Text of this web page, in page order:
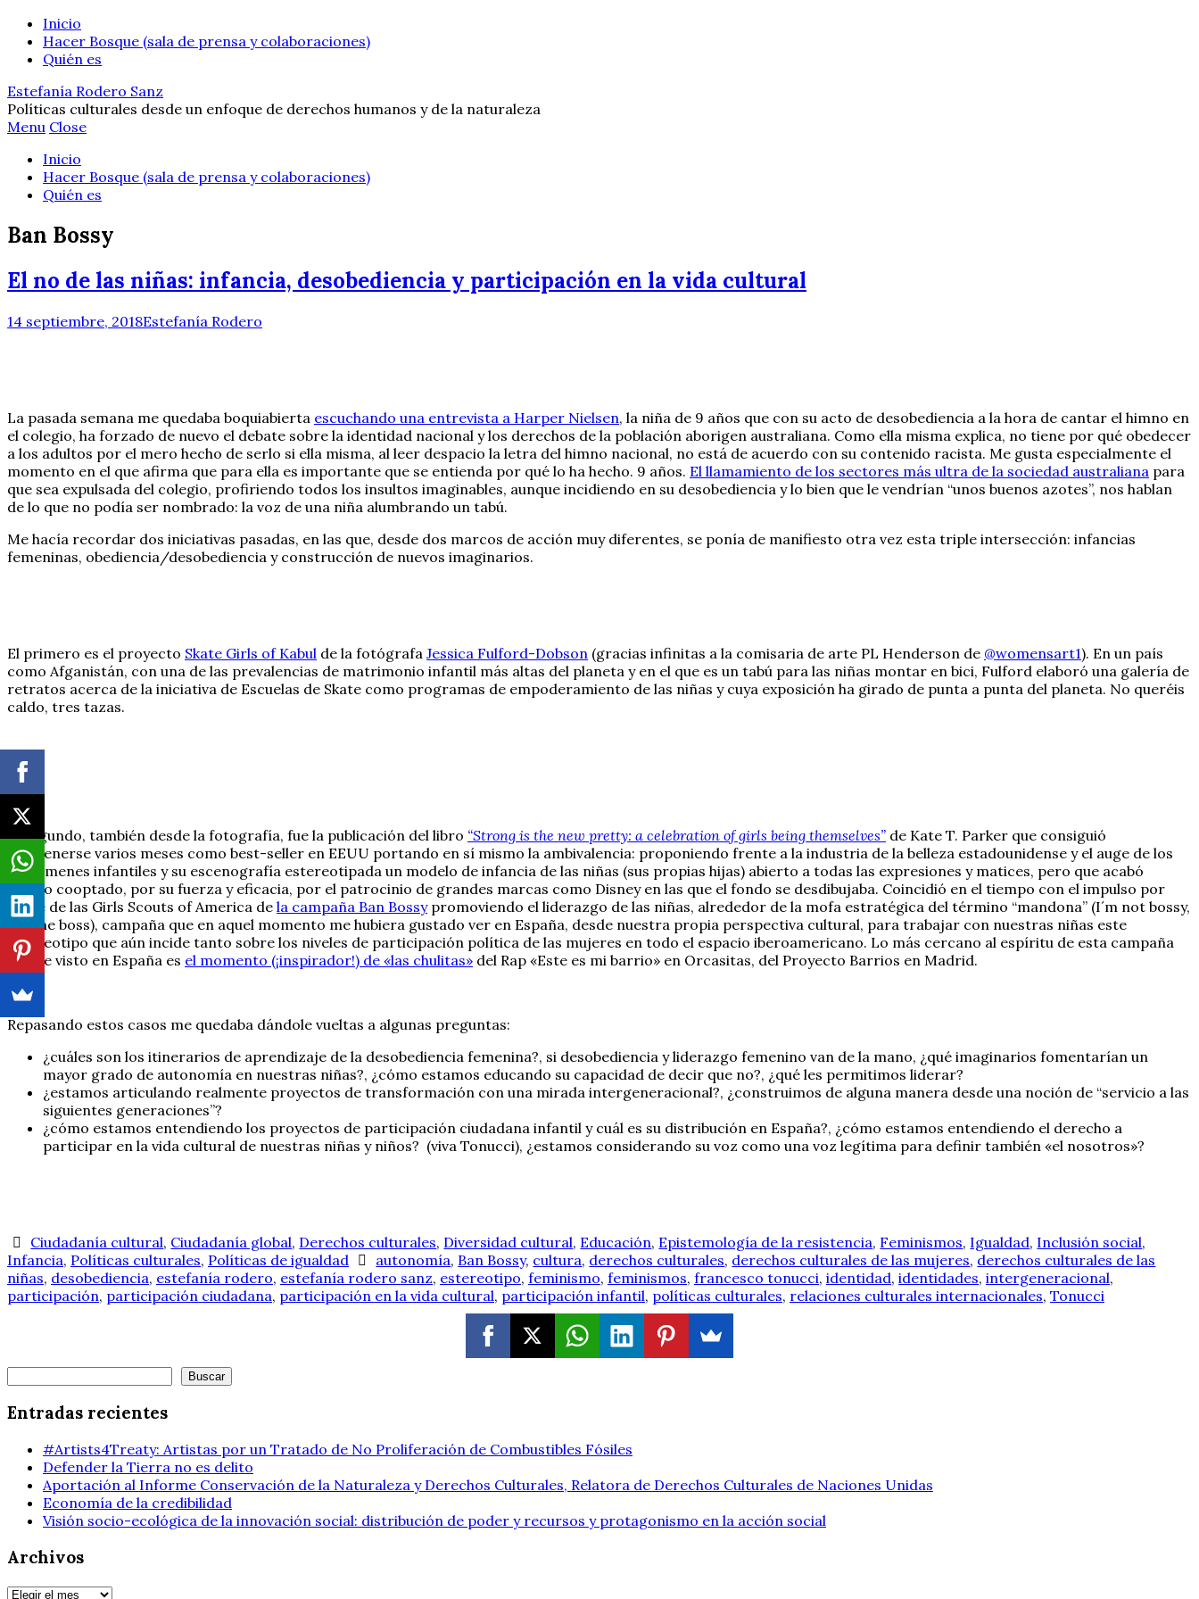
Inicio
Hacer Bosque (sala de prensa y colaboraciones)
Quién es
Estefanía Rodero Sanz
Políticas culturales desde un enfoque de derechos humanos y de la naturaleza
Menu Close
Inicio
Hacer Bosque (sala de prensa y colaboraciones)
Quién es
Ban Bossy
El no de las niñas: infancia, desobediencia y participación en la vida cultural
14 septiembre, 2018Estefanía Rodero
La pasada semana me quedaba boquiabierta escuchando una entrevista a Harper Nielsen, la niña de 9 años que con su acto de desobediencia a la hora de cantar el himno en
el colegio, ha forzado de nuevo el debate sobre la identidad nacional y los derechos de la población aborigen australiana. Como ella misma explica, no tiene por qué obedecer
a los adultos por el mero hecho de serlo si ella misma, al leer despacio la letra del himno nacional, no está de acuerdo con su contenido racista. Me gusta especialmente el
momento en el que afirma que para ella es importante que se entienda por qué lo ha hecho. 9 años. El llamamiento de los sectores más ultra de la sociedad australiana para
que sea expulsada del colegio, profiriendo todos los insultos imaginables, aunque incidiendo en su desobediencia y lo bien que le vendrían “unos buenos azotes”, nos hablan
de lo que no podía ser nombrado: la voz de una niña alumbrando un tabú.
Me hacía recordar dos iniciativas pasadas, en las que, desde dos marcos de acción muy diferentes, se ponía de manifiesto otra vez esta triple intersección: infancias
femeninas, obediencia/desobediencia y construcción de nuevos imaginarios.
El primero es el proyecto Skate Girls of Kabul de la fotógrafa Jessica Fulford-Dobson (gracias infinitas a la comisaria de arte PL Henderson de @womensart1). En un país
como Afganistán, con una de las prevalencias de matrimonio infantil más altas del planeta y en el que es un tabú para las niñas montar en bici, Fulford elaboró una galería de
retratos acerca de la iniciativa de Escuelas de Skate como programas de empoderamiento de las niñas y cuya exposición ha girado de punta a punta del planeta. No queréis
caldo, tres tazas.
El segundo, también desde la fotografía, fue la publicación del libro “Strong is the new pretty: a celebration of girls being themselves” de Kate T. Parker que consiguió
mantenerse varios meses como best-seller en EEUU portando en sí mismo la ambivalencia: proponiendo frente a la industria de la belleza estadounidense y el auge de los
certámenes infantiles y su escenografía estereotipada un modelo de infancia de las niñas (sus propias hijas) abierto a todas las expresiones y matices, pero que acabó
siendo cooptado, por su fuerza y eficacia, por el patrocinio de grandes marcas como Disney en las que el fondo se desdibujaba. Coincidió en el tiempo con el impulso por
parte de las Girls Scouts of America de la campaña Ban Bossypromoviendo el liderazgo de las niñas, alrededor de la mofa estratégica del término “mandona” (I´m not bossy,
I´m the boss), campaña que en aquel momento me hubiera gustado ver en España, desde nuestra propia perspectiva cultural, para trabajar con nuestras niñas este
estereotipo que aún incide tanto sobre los niveles de participación política de las mujeres en todo el espacio iberoamericano. Lo más cercano al espíritu de esta campaña
que he visto en España es el momento (¡inspirador!) de «las chulitas» del Rap «Este es mi barrio» en Orcasitas, del Proyecto Barrios en Madrid.
Repasando estos casos me quedaba dándole vueltas a algunas preguntas:
¿cuáles son los itinerarios de aprendizaje de la desobediencia femenina?, si desobediencia y liderazgo femenino van de la mano, ¿qué imaginarios fomentarían un
mayor grado de autonomía en nuestras niñas?, ¿cómo estamos educando su capacidad de decir que no?, ¿qué les permitimos liderar?
¿estamos articulando realmente proyectos de transformación con una mirada intergeneracional?, ¿construimos de alguna manera desde una noción de “servicio a las
siguientes generaciones”?
¿cómo estamos entendiendo los proyectos de participación ciudadana infantil y cuál es su distribución en España?, ¿cómo estamos entendiendo el derecho a
participar en la vida cultural de nuestras niñas y niños? (viva Tonucci), ¿estamos considerando su voz como una voz legítima para definir también «el nosotros»?
Ciudadanía cultural, Ciudadanía global, Derechos culturales, Diversidad cultural, Educación, Epistemología de la resistencia, Feminismos, Igualdad, Inclusión social,
Infancia, Políticas culturales, Políticas de igualdad autonomía, Ban Bossy, cultura, derechos culturales, derechos culturales de las mujeres, derechos culturales de las
niñas, desobediencia, estefanía rodero, estefanía rodero sanz, estereotipo, feminismo, feminismos, francesco tonucci, identidad, identidades, intergeneracional,
participación, participación ciudadana, participación en la vida cultural, participación infantil, políticas culturales, relaciones culturales internacionales, Tonucci
Buscar
Entradas recientes
#Artists4Treaty: Artistas por un Tratado de No Proliferación de Combustibles Fósiles
Defender la Tierra no es delito
Aportación al Informe Conservación de la Naturaleza y Derechos Culturales, Relatora de Derechos Culturales de Naciones Unidas
Economía de la credibilidad
Visión socio-ecológica de la innovación social: distribución de poder y recursos y protagonismo en la acción social
Archivos
Archivos